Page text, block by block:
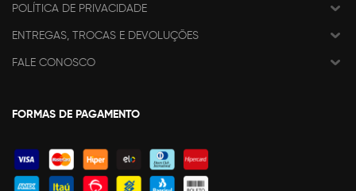
POLÍTICA DE PRIVACIDADE
ENTREGAS, TROCAS E DEVOLUÇÕES
FALE CONOSCO
FORMAS DE PAGAMENTO